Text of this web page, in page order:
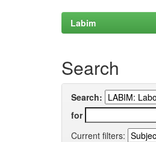
Labim
Search
Search:
for
Current filters: